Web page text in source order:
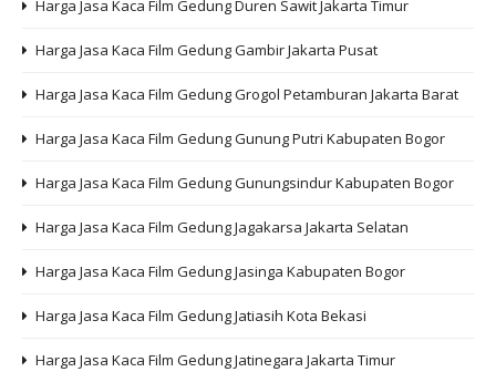
Harga Jasa Kaca Film Gedung Duren Sawit Jakarta Timur
Harga Jasa Kaca Film Gedung Gambir Jakarta Pusat
Harga Jasa Kaca Film Gedung Grogol Petamburan Jakarta Barat
Harga Jasa Kaca Film Gedung Gunung Putri Kabupaten Bogor
Harga Jasa Kaca Film Gedung Gunungsindur Kabupaten Bogor
Harga Jasa Kaca Film Gedung Jagakarsa Jakarta Selatan
Harga Jasa Kaca Film Gedung Jasinga Kabupaten Bogor
Harga Jasa Kaca Film Gedung Jatiasih Kota Bekasi
Harga Jasa Kaca Film Gedung Jatinegara Jakarta Timur